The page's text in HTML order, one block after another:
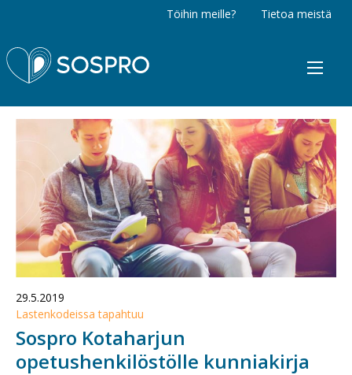
Tietoa meistä
Töihin meille?
Sospro
29.5.2019
Lastenkodeissa tapahtuu
Sospro Kotaharjun
opetushenkilöstölle kunniakirja